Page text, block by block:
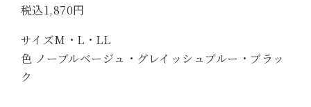
税込1,870円
サイズM・L・LL
色 ノーブルベージュ・グレイッシュブルー・ブラッ
ク